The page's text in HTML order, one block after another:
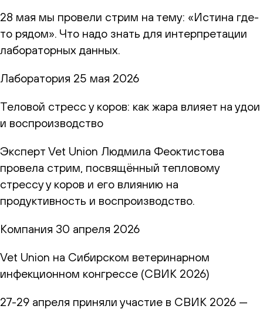
28 мая мы провели стрим на тему: «Истина где-
то рядом». Что надо знать для интерпретации
лабораторных данных.
Лаборатория 25 мая 2026
Теловой стресс у коров: как жара влияет на удои
и воспроизводство
Эксперт Vet Union Людмила Феоктистова
провела стрим, посвящённый тепловому
стрессу у коров и его влиянию на
продуктивность и воспроизводство.
Компания 30 апреля 2026
Vet Union на Сибирском ветеринарном
инфекционном конгрессе (СВИК 2026)
27-29 апреля приняли участие в СВИК 2026 —